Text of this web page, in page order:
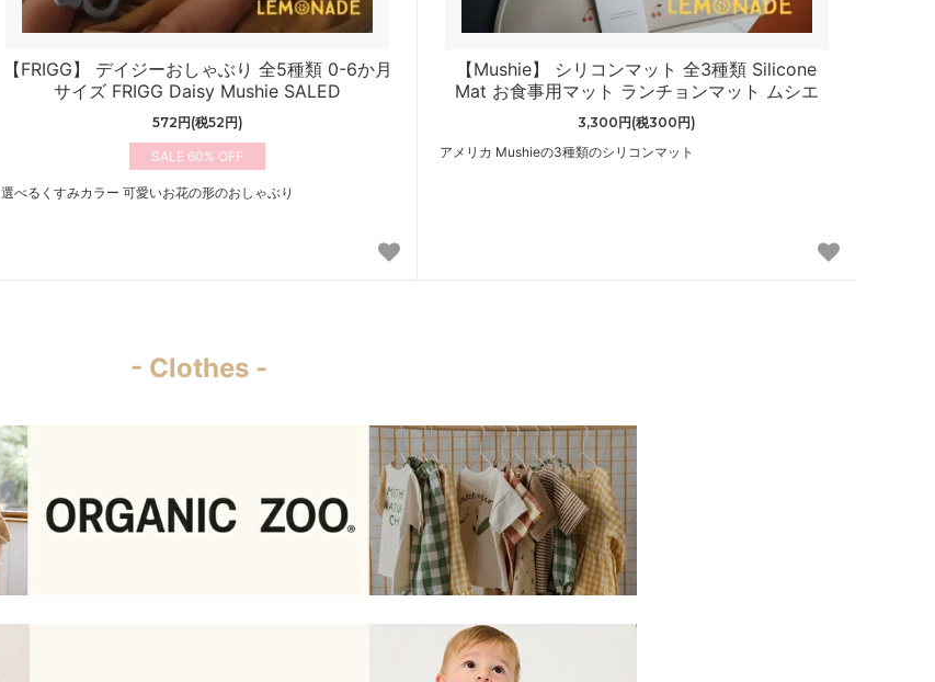
【FRIGG】 デイジーおしゃぶり 全5種類 0-6か月
サイズ FRIGG Daisy Mushie SALED
572円(税52円)
60%
選べるくすみカラー 可愛いお花の形のおしゃぶり
【Mushie】 シリコンマット 全3種類 Silicone
Mat お食事用マット ランチョンマット ムシエ
3,300円(税300円)
アメリカ Mushieの3種類のシリコンマット
- Clothes -